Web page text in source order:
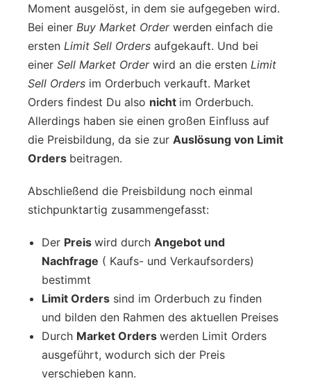
Moment ausgelöst, in dem sie aufgegeben wird.
Bei einer Buy Market Order werden einfach die
ersten Limit Sell Orders aufgekauft. Und bei
einer Sell Market Order wird an die ersten Limit
Sell Orders im Orderbuch verkauft. Market
Orders findest Du also nicht im Orderbuch.
Allerdings haben sie einen großen Einfluss auf
die Preisbildung, da sie zur Auslösung von Limit
Orders beitragen.
Abschließend die Preisbildung noch einmal
stichpunktartig zusammengefasst:
Der Preis wird durch Angebot und
Nachfrage ( Kaufs- und Verkaufsorders)
bestimmt
Limit Orders sind im Orderbuch zu finden
und bilden den Rahmen des aktuellen Preises
Durch Market Orders werden Limit Orders
ausgeführt, wodurch sich der Preis
verschieben kann.